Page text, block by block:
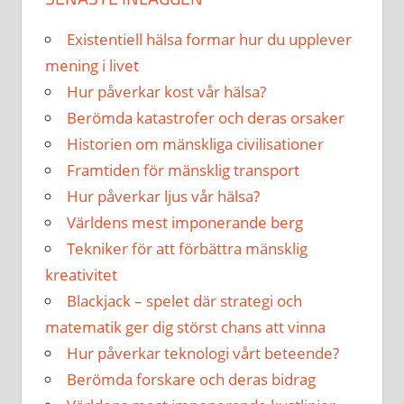
Existentiell hälsa formar hur du upplever
mening i livet
Hur påverkar kost vår hälsa?
Berömda katastrofer och deras orsaker
Historien om mänskliga civilisationer
Framtiden för mänsklig transport
Hur påverkar ljus vår hälsa?
Världens mest imponerande berg
Tekniker för att förbättra mänsklig
kreativitet
Blackjack – spelet där strategi och
matematik ger dig störst chans att vinna
Hur påverkar teknologi vårt beteende?
Berömda forskare och deras bidrag